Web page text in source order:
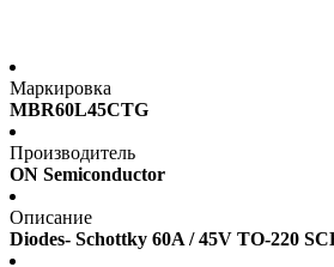
Маркировка
MBR60L45CTG
Производитель
ON Semiconductor
Описание
Diodes- Schottky 60A / 45V TO-220